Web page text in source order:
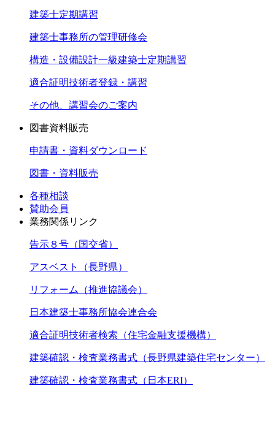
建築士定期講習
建築士事務所の管理研修会
構造・設備設計一級建築士定期講習
適合証明技術者登録・講習
その他、講習会のご案内
図書資料販売
申請書・資料ダウンロード
図書・資料販売
各種相談
賛助会員
業務関係リンク
告示８号（国交省）
アスベスト（長野県）
リフォーム（推進協議会）
日本建築士事務所協会連合会
適合証明技術者検索（住宅金融支援機構）
建築確認・検査業務書式（長野県建築住宅センター）
建築確認・検査業務書式（日本ERI）